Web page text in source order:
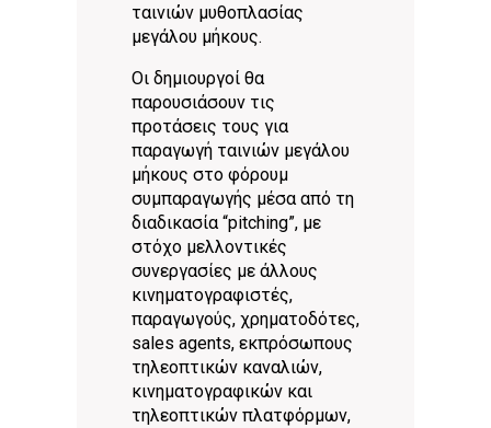
ταινιών μυθοπλασίας
μεγάλου μήκους.
Οι δημιουργοί θα
παρουσιάσουν τις
προτάσεις τους για
παραγωγή ταινιών μεγάλου
μήκους στο φόρουμ
συμπαραγωγής μέσα από τη
διαδικασία “pitching”, με
στόχο μελλοντικές
συνεργασίες με άλλους
κινηματογραφιστές,
παραγωγούς, χρηματοδότες,
sales agents, εκπρόσωπους
τηλεοπτικών καναλιών,
κινηματογραφικών και
τηλεοπτικών πλατφόρμων,